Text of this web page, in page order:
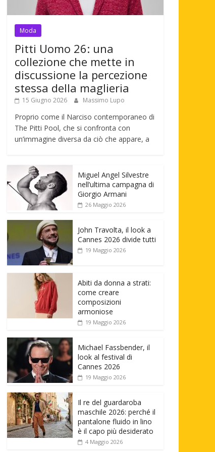
Moda
Pitti Uomo 26: una
collezione che mette in
discussione la percezione
stessa della maglieria
15 Giugno 2026 Massimo Lupo
Proprio come il Narciso contemporaneo di
The Pitti Pool, che si confronta con
un’immagine diversa da ciò che appare, a
Miguel Angel Silvestre
nell’ultima campagna di
Giorgio Armani
26 Maggio 2026
John Travolta, il look a
Cannes 2026 divide tutti
19 Maggio 2026
Abiti da donna a strati:
come creare
composizioni
armoniose
19 Maggio 2026
Michael Fassbender, il
look al festival di
Cannes 2026
19 Maggio 2026
Il re del guardaroba
maschile 2026: perché il
pantalone fluido in lino
è il capo più desiderato
4 Maggio 2026